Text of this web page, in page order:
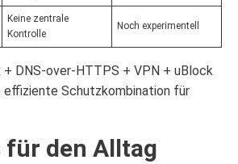
Keine zentrale
Kontrolle
Noch experimentell
+ DNS-over-HTTPS + VPN + uBlock
effiziente Schutzkombination für
für den Alltag